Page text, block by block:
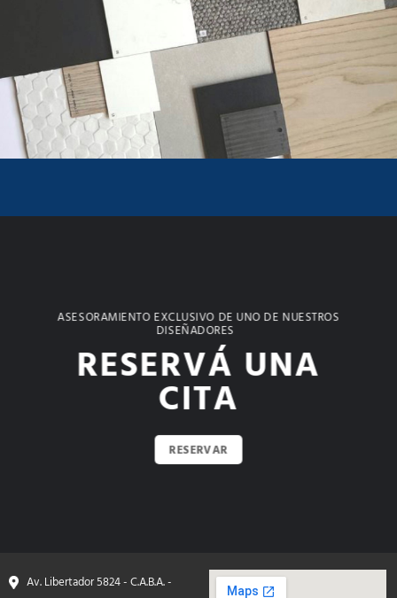
ASESORAMIENTO EXCLUSIVO DE UNO DE NUESTROS
DISEÑADORES
RESERVÁ UNA
CITA
RESERVAR
Av. Libertador 5824 - C.A.B.A. -